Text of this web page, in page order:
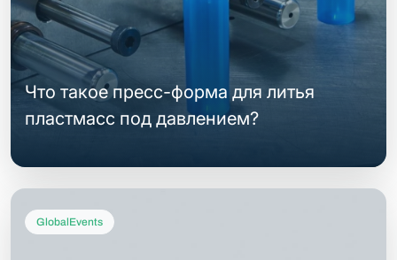
Что такое пресс-форма для литья
пластмасс под давлением?
GlobalEvents